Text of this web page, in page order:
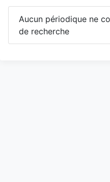
Aucun périodique ne
de recherche